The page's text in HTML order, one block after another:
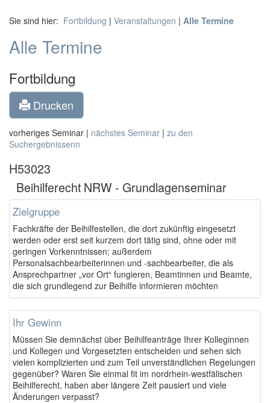
Sie sind hier: Fortbildung | Veranstaltungen | Alle Termine
Alle Termine
Fortbildung
Drucken
vorheriges Seminar | nächstes Seminar | zu den
Suchergebnissenn
H53023
Beihilferecht NRW - Grundlagenseminar
Zielgruppe
Fachkräfte der Beihilfestellen, die dort zukünftig eingesetzt
werden oder erst seit kurzem dort tätig sind, ohne oder mit
geringen Vorkenntnissen; außerdem
Personalsachbearbeiterinnen und -sachbearbeiter, die als
Ansprechpartner „vor Ort“ fungieren, Beamtinnen und Beamte,
die sich grundlegend zur Beihilfe informieren möchten
Ihr Gewinn
Müssen Sie demnächst über Beihilfeanträge Ihrer Kolleginnen
und Kollegen und Vorgesetzten entscheiden und sehen sich
vielen komplizierten und zum Teil unverständlichen Regelungen
gegenüber? Waren Sie einmal fit im nordrhein-westfälischen
Beihilferecht, haben aber längere Zeit pausiert und viele
Änderungen verpasst?